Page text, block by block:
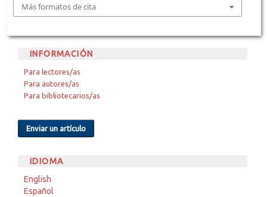
Más formatos de cita
INFORMACIÓN
Para lectores/as
Para autores/as
Para bibliotecarios/as
Enviar un artículo
IDIOMA
English
Español